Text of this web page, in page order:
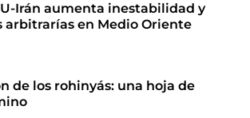
Irán aumenta inestabilidad y
arbitrarías en Medio Oriente
de los rohinyás: una hoja de